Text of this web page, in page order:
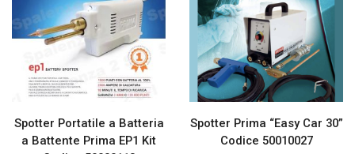
Spotter Portatile a Batteria
a Battente Prima EP1 Kit
Spotter Prima “Easy Car 30”
Codice 50010027